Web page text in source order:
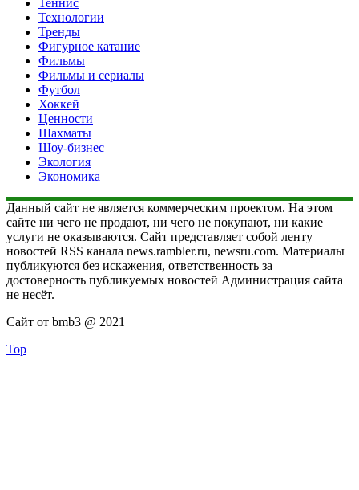
Теннис
Технологии
Тренды
Фигурное катание
Фильмы
Фильмы и сериалы
Футбол
Хоккей
Ценности
Шахматы
Шоу-бизнес
Экология
Экономика
Данный сайт не является коммерческим проектом. На этом
сайте ни чего не продают, ни чего не покупают, ни какие
услуги не оказываются. Сайт представляет собой ленту
новостей RSS канала news.rambler.ru, newsru.com. Материалы
публикуются без искажения, ответственность за
достоверность публикуемых новостей Администрация сайта
не несёт.
Сайт от bmb3 @ 2021
Top